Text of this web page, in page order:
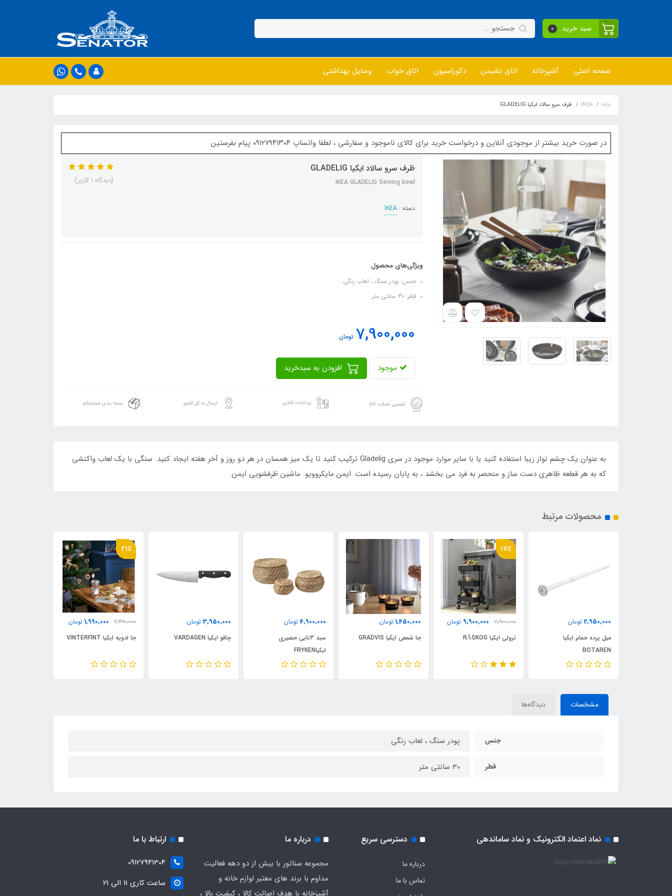
سبد خرید 0
صفحه اصلی آشپزخانه اتاق نشیمن دکوراسیون اتاق خواب وسایل بهداشتی
خانه IKEA ظرف سرو سالاد ایکیا GLADELIG
در صورت خرید بیشتر از موجودی آنلاین و درخواست خرید برای کالای ناموجود و سفارشی ، لطفا واتساپ ۰۹۱۲۷۹۴۱۳۰۴ پیام بفرستین
ظرف سرو سالاد ایکیا GLADELIG
IKEA GLADELIG Serving bowl
دسته : IKEA
(دیدگاه 1 کاربر)
ویژگی‌های محصول
جنس: پودر سنگ ، لعاب رنگی
قطر: 30 سانتی متر
7,900,000 تومان
موجود
تضمین اصالت کالا پرداخت آنلاین ارسال به کل کشور بسته بندی مستحکم
به عنوان یک چشم نواز زیبا استفاده کنید یا با سایر موارد موجود در سری Gladelig ترکیب کنید تا یک میز همسان در هر دو روز و آخر هفته ایجاد کنید. سنگی با یک لعاب واکنشی
که به هر قطعه ظاهری دست ساز و منحصر به فرد می بخشد ، به پایان رسیده است. ایمن مایکروویو. ماشین ظرفشویی ایمن.
محصولات مرتبط
2,950,000 تومان
میل پرده حمام ایکیا
BOTAREN
17٪
11,900,000
9,900,000 تومان
ترولی ایکیا RÅSKOG
1,450,000 تومان
جا شمعی ایکیا GRADVIS
4,900,000 تومان
سبد 3تایی حصیری
ایکیاFRYKEN
3,950,000 تومان
چاقو ایکیا VARDAGEN
21٪
2,490,000
1,990,000 تومان
جا ادویه ایکیا VINTERFINT
مشخصات دیدگاه‌ها
جنس پودر سنگ ، لعاب رنگی
قطر 30 سانتی متر
نماد اعتماد الکترونیک و نماد ساماندهی دسترسی سریع
درباره ما
تماس با ما
درباره ما
مجموعه سناتور با بیش از دو دهه فعالیت
مداوم با برند های معتبر لوازم خانه و
آشپزخانه با هدف اصالت کالا ، کیفیت بالا ،
ارتباط با ما
09127941304
ساعت کاری 11 الی 21